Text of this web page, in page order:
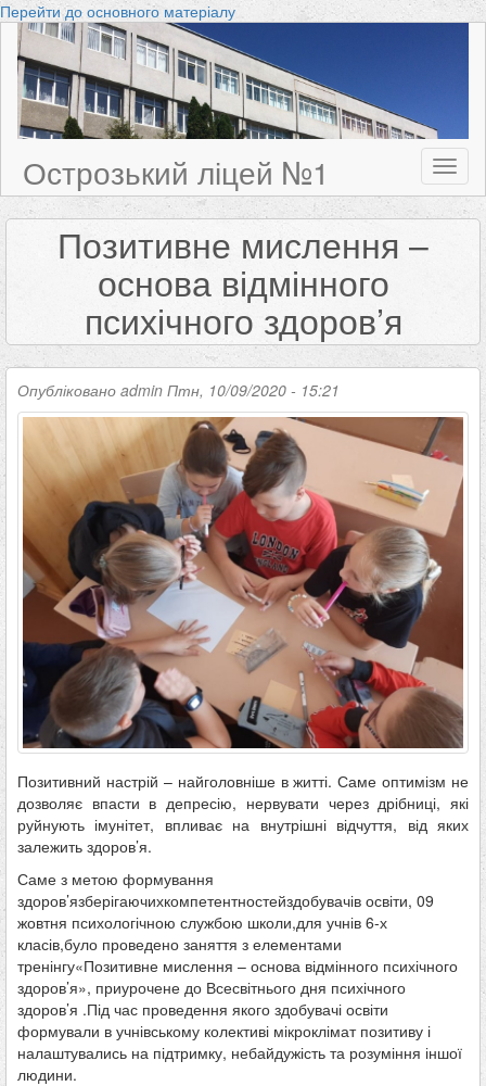
Перейти до основного матеріалу
Острозький ліцей №1
Позитивне мислення –
основа відмінного
психічного здоров’я
Опубліковано admin Птн, 10/09/2020 - 15:21
Позитивний настрій – найголовніше в житті. Саме оптимізм не
дозволяє впасти в депресію, нервувати через дрібниці, які
руйнують імунітет, впливає на внутрішні відчуття, від яких
залежить здоров’я.
Саме з метою формування
здоров’язберігаючихкомпетентностейздобувачів освіти, 09
жовтня психологічною службою школи,для учнів 6-х
класів,було проведено заняття з елементами
тренінгу«Позитивне мислення – основа відмінного психічного
здоров’я», приурочене до Всесвітнього дня психічного
здоров’я .Під час проведення якого здобувачі освіти
формували в учнівському колективі мікроклімат позитиву і
налаштувались на підтримку, небайдужість та розуміння іншої
людини.